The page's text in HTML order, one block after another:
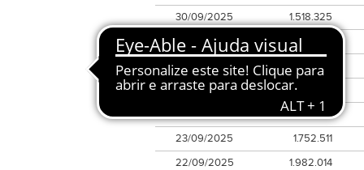
30/09/2025
1.518.325
29/09/2025
1.349.483
26/09/2025
1.248.269
25/09/2025
2.058.121
24/09/2025
3.462.729
23/09/2025
1.752.511
22/09/2025
1.982.014